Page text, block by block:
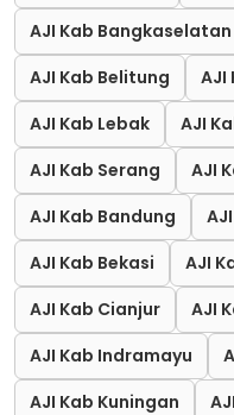
AJI Kab Bangkaselatan
AJI Kab Belitung
AJI
AJI Kab Lebak
AJI
AJI Kab Serang
AJI
AJI Kab Bandung
AJI Kab Bekasi
AJI
AJI Kab Cianjur
AJI
AJI Kab Indramayu
AJI Kab Kuningan